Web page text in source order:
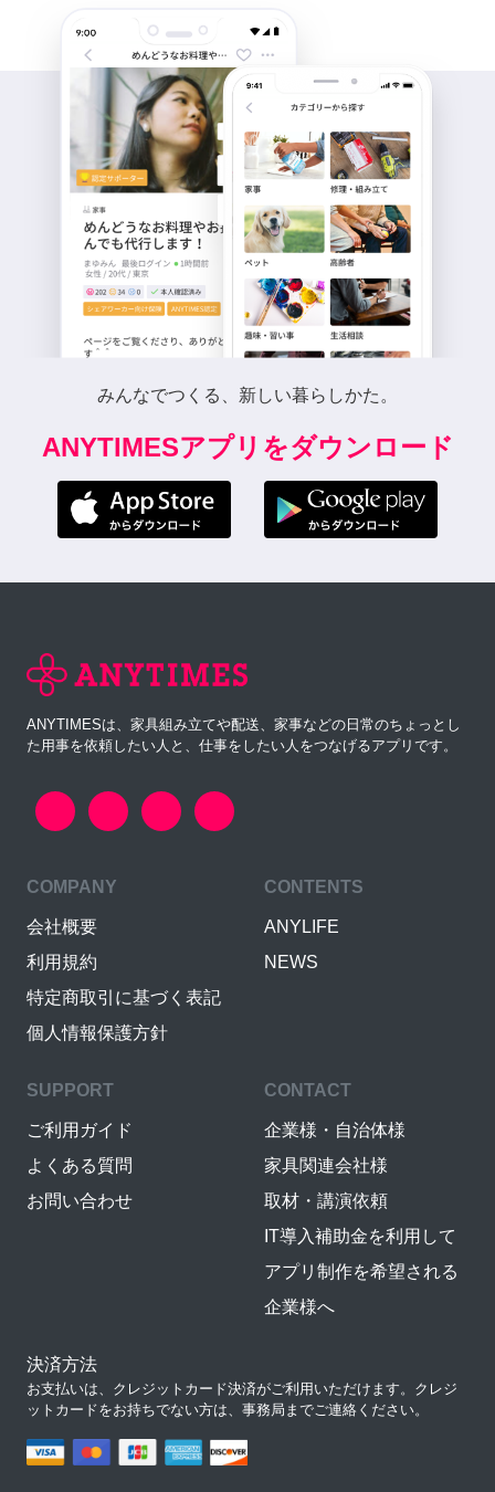
みんなでつくる、新しい暮らしかた。
ANYTIMESアプリをダウンロード
ANYTIMESは、家具組み立てや配送、家事などの日常のちょっとし
た用事を依頼したい人と、仕事をしたい人をつなげるアプリです。
COMPANY
会社概要
利用規約
特定商取引に基づく表記
個人情報保護方針
CONTENTS
ANYLIFE
NEWS
SUPPORT
ご利用ガイド
よくある質問
お問い合わせ
CONTACT
企業様・自治体様
家具関連会社様
取材・講演依頼
IT導入補助金を利用して
アプリ制作を希望される
企業様へ
決済方法
お支払いは、クレジットカード決済がご利用いただけます。クレジ
ットカードをお持ちでない方は、事務局までご連絡ください。